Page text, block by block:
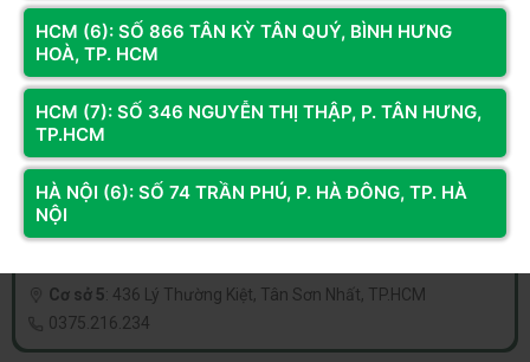
098.236.8008
0339.69.8008
Cơ sở 2
191 Đại La, Tương Mai, Hà Nội
Cơ sở 3
0833.921.922-0374.120.130
Cơ sở 4
0925.853.345-033.972.8008
Cơ sở 5: 436 Lý Thường Kiệt, Tân Sơn Nhất, TP.HCM
0375.216.234
HCM (6): SỐ 866 TÂN KỲ TÂN QUÝ, BÌNH HƯNG
HOÀ, TP. HCM
HCM (7): SỐ 346 NGUYỄN THỊ THẬP, P. TÂN HƯNG,
TP.HCM
HÀ NỘI (6): SỐ 74 TRẦN PHÚ, P. HÀ ĐÔNG, TP. HÀ
NỘI